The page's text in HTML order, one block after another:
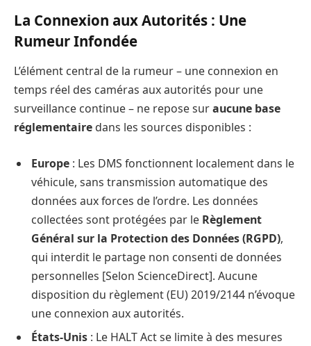
La Connexion aux Autorités : Une
Rumeur Infondée
L’élément central de la rumeur – une connexion en
temps réel des caméras aux autorités pour une
surveillance continue – ne repose suraucune base
réglementaire dans les sources disponibles :
Europe : Les DMS fonctionnent localement dans le
véhicule, sans transmission automatique des
données aux forces de l’ordre. Les données
collectées sont protégées par le Règlement
Général sur la Protection des Données (RGPD),
qui interdit le partage non consenti de données
personnelles [Selon ScienceDirect]. Aucune
disposition du règlement (EU) 2019/2144 n’évoque
une connexion aux autorités.
États-Unis : Le HALT Act se limite à des mesures